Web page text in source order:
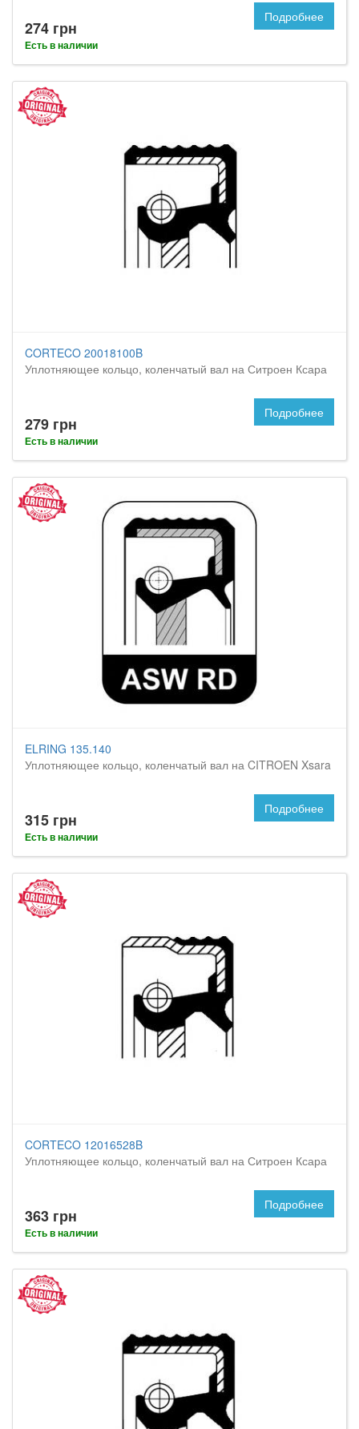
274 грн
Есть в наличии
Подробнее
CORTECO 20018100B
Уплотняющее кольцо, коленчатый вал на Ситроен Ксара
279 грн
Есть в наличии
Подробнее
ELRING 135.140
Уплотняющее кольцо, коленчатый вал на CITROEN Xsara
315 грн
Есть в наличии
Подробнее
CORTECO 12016528B
Уплотняющее кольцо, коленчатый вал на Ситроен Ксара
363 грн
Есть в наличии
Подробнее